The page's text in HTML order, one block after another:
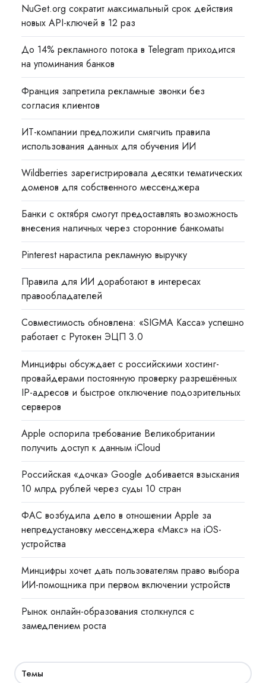
NuGet.org сократит максимальный срок действия
новых API-ключей в 12 раз
До 14% рекламного потока в Telegram приходится
на упоминания банков
Франция запретила рекламные звонки без
согласия клиентов
ИТ-компании предложили смягчить правила
использования данных для обучения ИИ
Wildberries зарегистрировала десятки тематических
доменов для собственного мессенджера
Банки с октября смогут предоставлять возможность
внесения наличных через сторонние банкоматы
Pinterest нарастила рекламную выручку
Правила для ИИ доработают в интересах
правообладателей
Совместимость обновлена: «SIGMA Касса» успешно
работает с Рутокен ЭЦП 3.0
Минцифры обсуждает с российскими хостинг-
провайдерами постоянную проверку разрешённых
IP-адресов и быстрое отключение подозрительных
серверов
Apple оспорила требование Великобритании
получить доступ к данным iCloud
Российская «дочка» Google добивается взыскания
10 млрд рублей через суды 10 стран
ФАС возбудила дело в отношении Apple за
непредустановку мессенджера «Макс» на iOS-
устройства
Минцифры хочет дать пользователям право выбора
ИИ-помощника при первом включении устройств
Рынок онлайн-образования столкнулся с
замедлением роста
Темы